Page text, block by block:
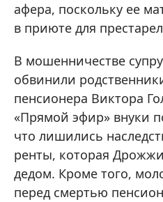
афера, поскольку ее
в приюте для
В мошенничестве
обвинили
пенсионера Виктора
«Прямой эфир» внуки
что лишились
ренты, которая
дедом. Кроме того,
перед смертью